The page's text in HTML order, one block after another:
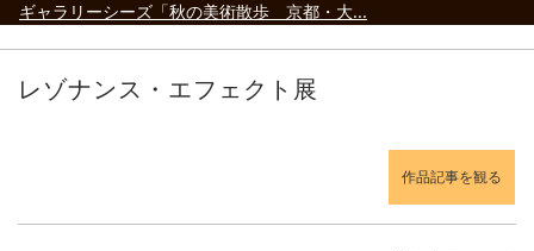
ギャラリーシーズ「秋の美術散歩 京都・大...
ご案内
2023.4.25
レゾナンス・エフェクト展
作品記事を観る